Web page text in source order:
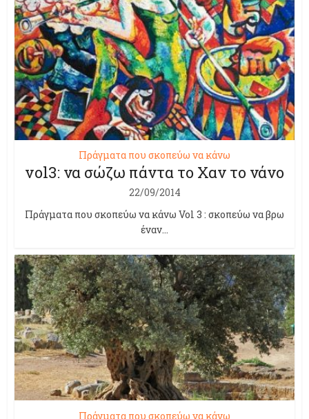
Πράγματα που σκοπεύω να κάνω
vol3: να σώζω πάντα το Χαν το νάνο
22/09/2014
Πράγματα που σκοπεύω να κάνω Vol 3 : σκοπεύω να βρω
έναν...
Πράγματα που σκοπεύω να κάνω